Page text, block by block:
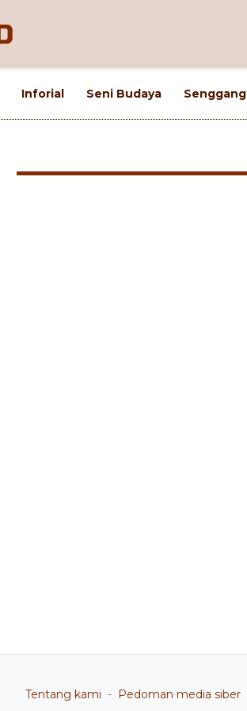
Inforial Seni Budaya Senggang
Tentang kami - Pedoman media siber